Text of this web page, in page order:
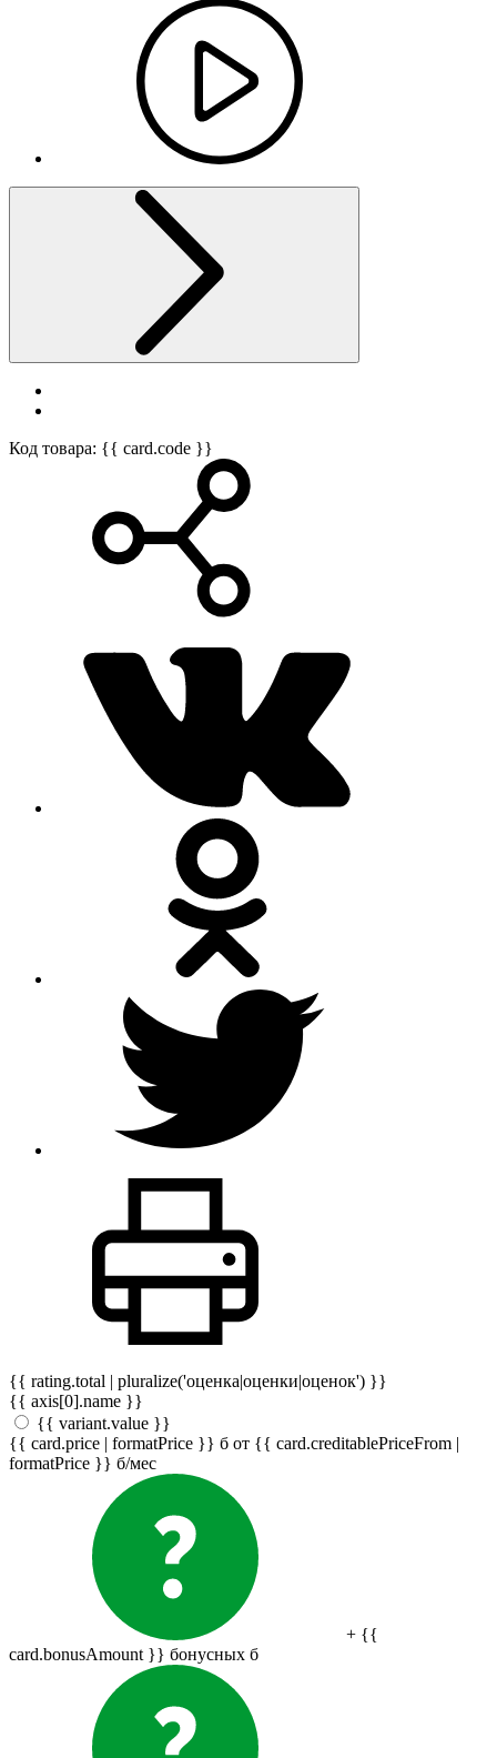
Код товара: {{ card.code }}
{{ rating.total | pluralize('оценка|оценки|оценок') }}
{{ axis[0].name }}
{{ variant.value }}
{{ card.price | formatPrice }} б от {{ card.creditablePriceFrom |
formatPrice }} б/мес
+ {{
card.bonusAmount }} бонусных б